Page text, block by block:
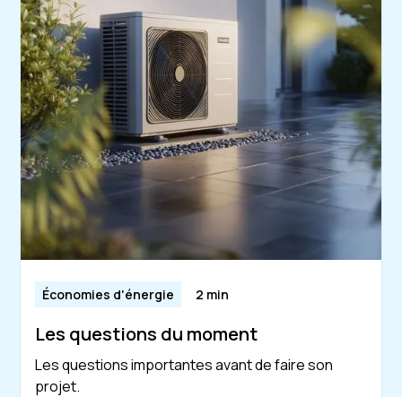
Économies d'énergie 2 min
Les questions du moment
Les questions importantes avant de faire son
projet.